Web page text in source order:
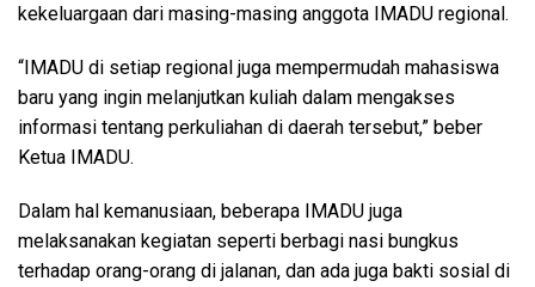
kekeluargaan dari masing-masing anggota IMADU regional.
“IMADU di setiap regional juga mempermudah mahasiswa
baru yang ingin melanjutkan kuliah dalam mengakses
informasi tentang perkuliahan di daerah tersebut,” beber
Ketua IMADU.
Dalam hal kemanusiaan, beberapa IMADU juga
melaksanakan kegiatan seperti berbagi nasi bungkus
terhadap orang-orang di jalanan, dan ada juga bakti sosial di